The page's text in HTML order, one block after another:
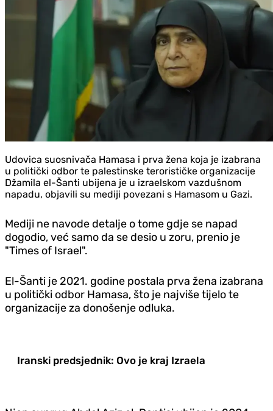
Udovica suosnivača Hamasa i prva žena koja je izabrana
u politički odbor te palestinske terorističke organizacije
Džamila el-Šanti ubijena je u izraelskom vazdušnom
napadu, objavili su mediji povezani s Hamasom u Gazi.
Mediji ne navode detalje o tome gdje se napad
dogodio, već samo da se desio u zoru, prenio je
"Times of Israel".
El-Šanti je 2021. godine postala prva žena izabrana
u politički odbor Hamasa, što je najviše tijelo te
organizacije za donošenje odluka.
Iranski predsjednik: Ovo je kraj Izraela